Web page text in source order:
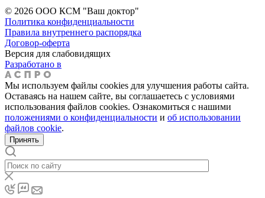
© 2026 ООО КСМ "Ваш доктор"
Политика конфиденциальности
Правила внутреннего распорядка
Договор-оферта
Версия для слабовидящих
Разработано в
Мы используем файлы cookies для улучшения работы сайта.
Оставаясь на нашем сайте, вы соглашаетесь с условиями
использования файлов cookies. Ознакомиться с нашими
положениями о конфиденциальности и об использовании
файлов cookie.
Принять